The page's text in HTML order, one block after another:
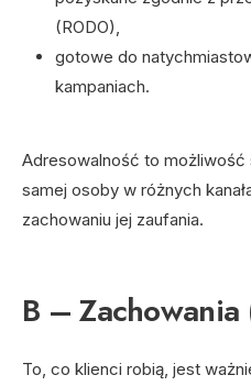
(RODO),
gotowe do
kampaniach.
Adresowalność to możliwość
samej osoby w różnych
zachowaniu jej zaufania.
B – Zachowania
To, co klienci robią, jest